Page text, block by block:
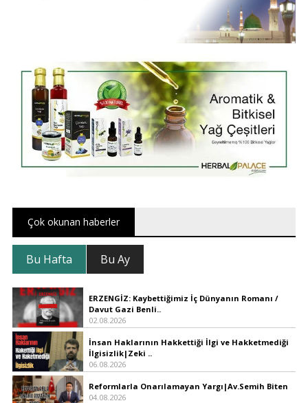
Çok okunan haberler
Bu Hafta Bu Ay
ERZENGİZ: Kaybettiğimiz İç Dünyanın Romanı /
Davut Gazi Benli..
02.08.2026
İnsan Haklarının Hakkettiği İlgi ve Hakketmediği
İlgisizlik|Zeki ..
06.08.2026
Reformlarla Onarılamayan Yargı|Av.Semih Biten
04.08.2026